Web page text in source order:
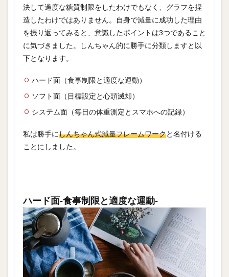
決して過度な糖質制限をしたわけでもなく、グラフを捏
造したわけではありません。自身で減量に成功した理由
を振り返ってみると、意識したポイントは3つであること
に気づきました。しんちゃん的に勝手に分類しますと以
下となります。
ハード面（食事制限と適度な運動）
ソフト面（目標設定と心頭滅却）
システム面（毎日の体重測定とスマホへの記録）
私は勝手にしんちゃん式減量フレームワークと名付ける
ことにしました。
ハード面‐食事制限と適度な運動‐